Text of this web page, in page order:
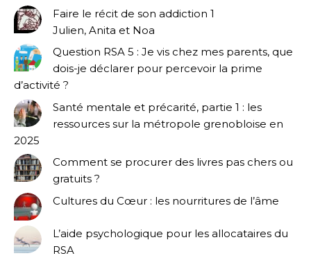
Faire le récit de son addiction 1
Julien, Anita et Noa
Question RSA 5 : Je vis chez mes parents, que
dois-je déclarer pour percevoir la prime
d’activité ?
Santé mentale et précarité, partie 1 : les
ressources sur la métropole grenobloise en
2025
Comment se procurer des livres pas chers ou
gratuits ?
Cultures du Cœur : les nourritures de l’âme
L’aide psychologique pour les allocataires du
RSA